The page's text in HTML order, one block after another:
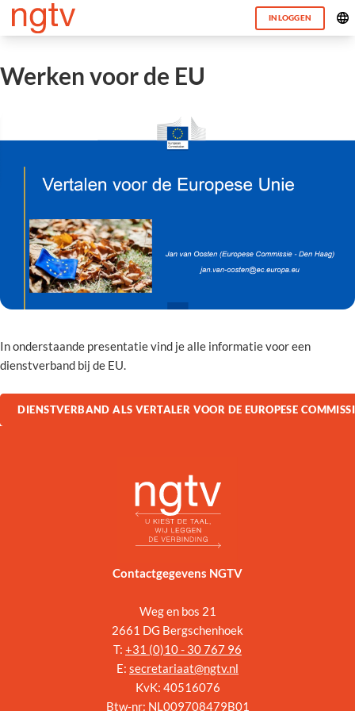
INLOGGEN
Werken voor de EU
In onderstaande presentatie vind je alle informatie voor een
dienstverband bij de EU.
DIENSTVERBAND ALS VERTALER VOOR DE EUROPESE
Contactgegevens NGTV
Weg en bos 21
2661 DG Bergschenhoek
T: +31 (0)10 - 30 767 96
E: secretariaat@ngtv.nl
KvK: 40516076
Btw-nr: NL009708479B01